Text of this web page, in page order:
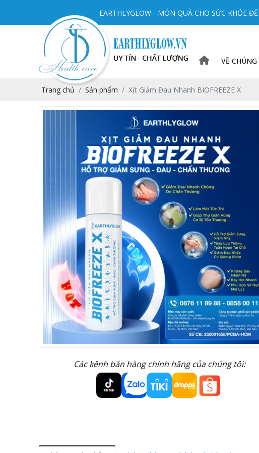
EARTHLYGLOW - MÓN QUÀ CHO SỨC KHỎE
VỀ
Trang chủ Sản phẩm Xịt Giảm Đau Nhanh BIOFREEZE X
Các kênh bán hàng chính hãng của chúng tôi: